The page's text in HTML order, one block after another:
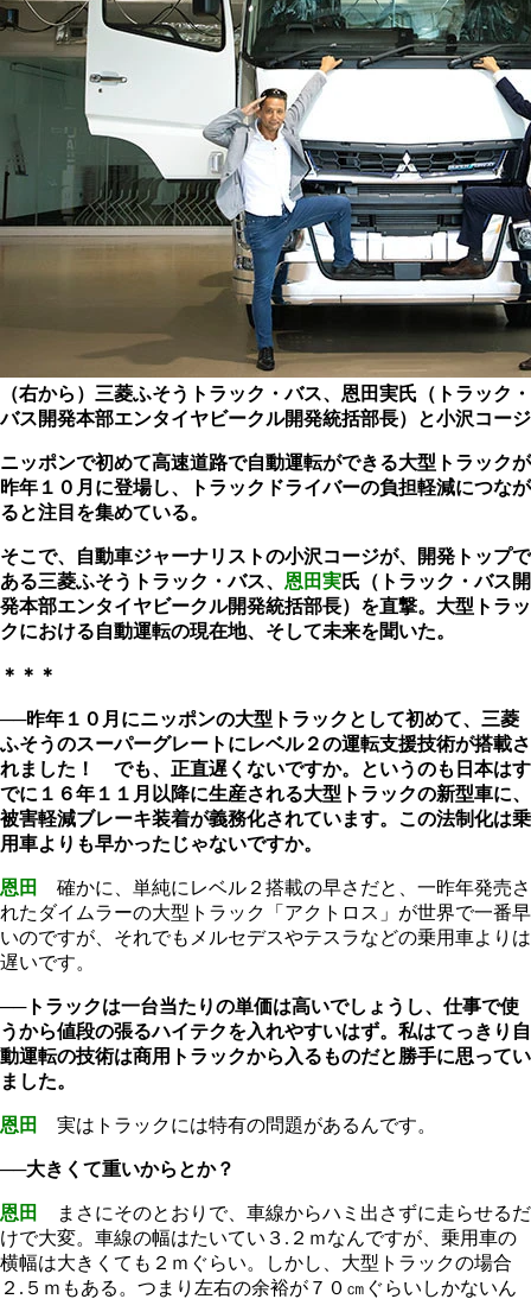
（右から）三菱ふそうトラック・バス、恩田実氏（トラック・
バス開発本部エンタイヤビークル開発統括部長）と小沢コージ
ニッポンで初めて高速道路で自動運転ができる大型トラックが
昨年１０月に登場し、トラックドライバーの負担軽減につなが
ると注目を集めている。
そこで、自動車ジャーナリストの小沢コージが、開発トップで
ある三菱ふそうトラック・バス、 恩田実氏（トラック・バス開
発本部エンタイヤビークル開発統括部長）を直撃。大型トラッ
クにおける自動運転の現在地、そして未来を聞いた。
＊＊＊
──昨年１０月にニッポンの大型トラックとして初めて、三菱
ふそうのスーパーグレートにレベル２の運転支援技術が搭載さ
れました！ でも、正直遅くないですか。というのも日本はす
でに１６年１１月以降に生産される大型トラックの新型車に、
被害軽減ブレーキ装着が義務化されています。この法制化は乗
用車よりも早かったじゃないですか。
恩田
確かに、単純にレベル２搭載の早さだと、一昨年発売さ
れたダイムラーの大型トラック「アクトロス」が世界で一番早
いのですが、それでもメルセデスやテスラなどの乗用車よりは
遅いです。
──トラックは一台当たりの単価は高いでしょうし、仕事で使
うから値段の張るハイテクを入れやすいはず。私はてっきり自
動運転の技術は商用トラックから入るものだと勝手に思ってい
ました。
恩田 実はトラックには特有の問題があるんです。
──大きくて重いからとか？
恩田
まさにそのとおりで、車線からハミ出さずに走らせるだ
けで大変。車線の幅はたいてい３.２ｍなんですが、乗用車の
横幅は大きくても２ｍぐらい。しかし、大型トラックの場合
２.５ｍもある。つまり左右の余裕が７０㎝ぐらいしかないん